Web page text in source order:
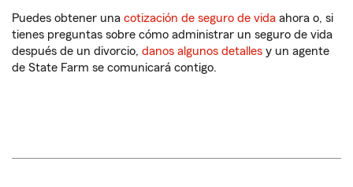
Puedes obtener una cotización de seguro de vida ahora o, si
tienes preguntas sobre cómo administrar un seguro de vida
después de un divorcio, danos algunos detalles y un agente
de State Farm se comunicará contigo.